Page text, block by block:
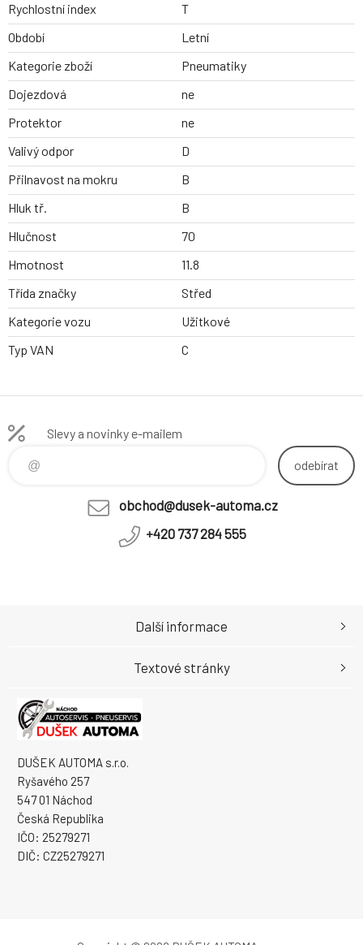
Rychlostní index
T
Období
Letní
Kategorie zboží
Pneumatiky
Dojezdová
ne
Protektor
ne
Valivý odpor
D
Přilnavost na mokru
B
Hluk tř.
B
Hlučnost
70
Hmotnost
11.8
Třída značky
Střed
Kategorie vozu
Užitkové
Typ VAN
C
Slevy a novinky e-mailem
odebírat
obchod@dusek-automa.cz
+420 737 284 555
DUŠEK AUTOMA s.r.o.
Ryšavého 257
547 01 Náchod
Česká Republika
IČO: 25279271
DIČ: CZ25279271
Další informace
Textové stránky